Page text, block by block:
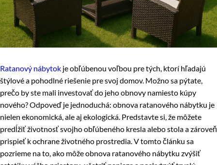
Ratanový nábytok je obľúbenou voľbou pre tých, ktorí hľadajú
štýlové a pohodlné riešenie pre svoj domov. Možno sa pýtate,
prečo by ste mali investovať do jeho obnovy namiesto kúpy
nového? Odpoveď je jednoduchá: obnova ratanového nábytku je
nielen ekonomická, ale aj ekologická. Predstavte si, že môžete
predĺžiť životnosť svojho obľúbeného kresla alebo stola a zároveň
prispieť k ochrane životného prostredia. V tomto článku sa
pozrieme na to, ako môže obnova ratanového nábytku zvýšiť